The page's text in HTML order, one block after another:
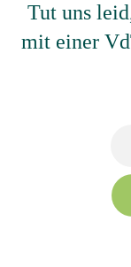
Tut uns
mit einer